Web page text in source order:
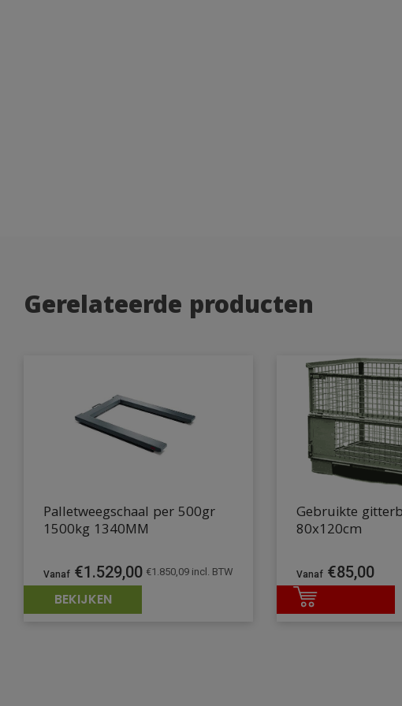
Gerelateerde producten
Palletweegschaal per 500gr
1500kg 1340MM
€1.529,00 €1.850,09 incl. BTW
BEKIJKEN
Gebruikte
80x120cm
€85,00